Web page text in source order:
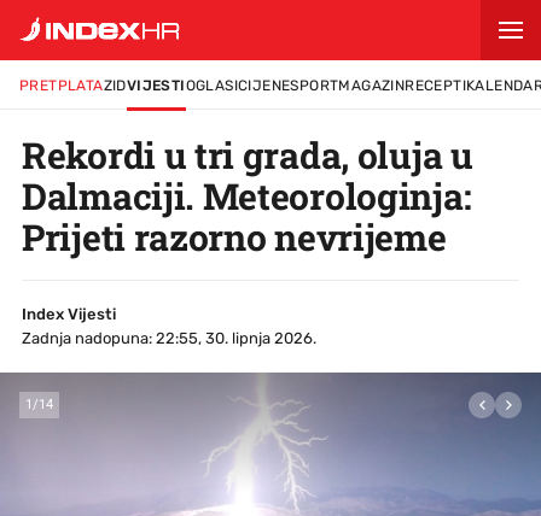
PRETPLATAZIDVIJESTIOGLASICIJENESPORTMAGAZINRECEPTI
Rekordi u tri grada, oluja u
Dalmaciji. Meteorologinja:
Prijeti razorno nevrijeme
Index Vijesti
Zadnja nadopuna: 22:55, 30. lipnja 2026.
1/14